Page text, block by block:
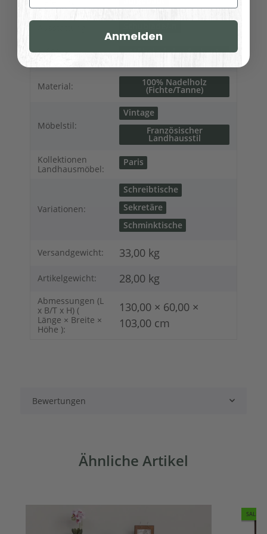
Möbel
Möbel wird aufgebaut
Material: 100% Nadelholz
(Fichte/Tanne)
Möbelstil:
Vintage
Französischer
Landhausstil
Kollektionen
Landhausmöbel:
Paris
Variationen:
Schreibtische
Sekretäre
Schminktische
Versandgewicht: 33,00 kg
Artikelgewicht: 28,00 kg
Abmessungen (L
x B/T x H) (
Länge × Breite ×
Höhe ):
130,00 × 60,00 ×
103,00 cm
Bewertungen
Ähnliche Artikel
SALE
Anmelden